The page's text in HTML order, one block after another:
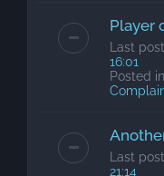
Player
Last
16:01
Posted in
Last
21:14